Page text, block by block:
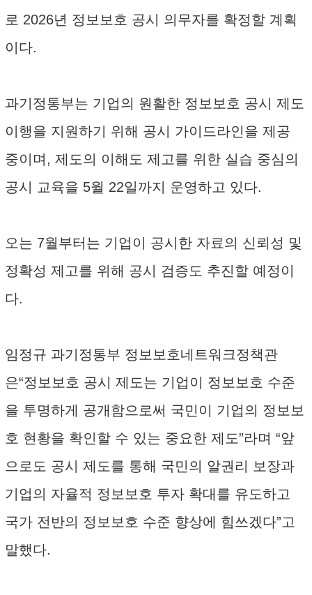
로 2026년 정보보호 공시 의무자를 확정할 계획
이다.
과기정통부는 기업의 원활한 정보보호 공시 제도
이행을 지원하기 위해 공시 가이드라인을 제공
중이며, 제도의 이해도 제고를 위한 실습 중심의
공시 교육을 5월 22일까지 운영하고 있다.
오는 7월부터는 기업이 공시한 자료의 신뢰성 및
정확성 제고를 위해 공시 검증도 추진할 예정이
다.
임정규 과기정통부 정보보호네트워크정책관
은“정보보호 공시 제도는 기업이 정보보호 수준
을 투명하게 공개함으로써 국민이 기업의 정보보
호 현황을 확인할 수 있는 중요한 제도”라며 “앞
으로도 공시 제도를 통해 국민의 알권리 보장과
기업의 자율적 정보보호 투자 확대를 유도하고
국가 전반의 정보보호 수준 향상에 힘쓰겠다”고
말했다.